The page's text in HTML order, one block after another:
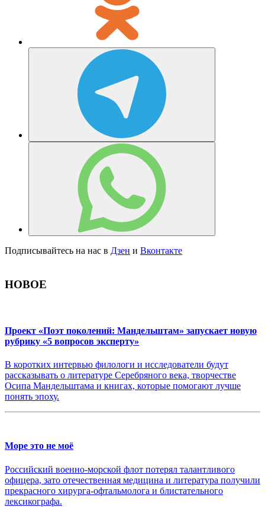
Подписывайтесь на нас в Дзен и Вконтакте
НОВОЕ
Проект «Поэт поколений: Мандельштам» запускает новую
рубрику «5 вопросов эксперту»
В коротких интервью филологи и исследователи будут
рассказывать о литературе Серебряного века, творчестве
Осипа Мандельштама и книгах, которые помогают лучше
понять эпоху.
Море это не моё
Российский военно-морской флот потерял талантливого
офицера, зато отечественная медицина и литература получили
прекрасного хирурга-офтальмолога и блистательного
лексикографа.